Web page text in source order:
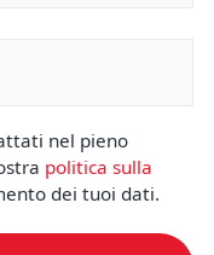
nel pieno
politica sulla
dei tuoi dati.